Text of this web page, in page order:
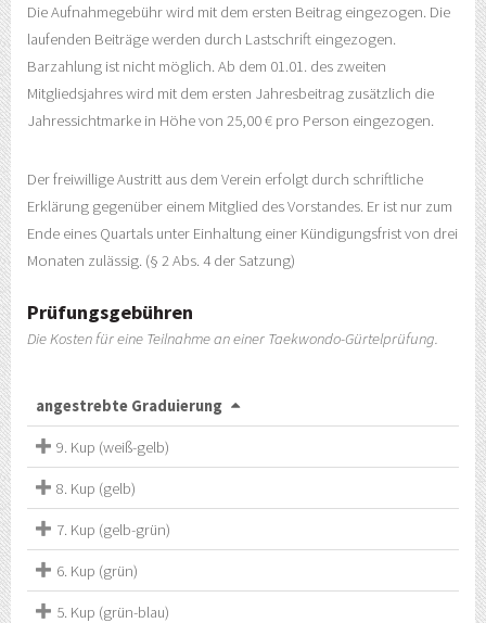
Die Aufnahmegebühr wird mit dem ersten Beitrag eingezogen. Die
laufenden Beiträge werden durch Lastschrift eingezogen.
Barzahlung ist nicht möglich. Ab dem 01.01. des zweiten
Mitgliedsjahres wird mit dem ersten Jahresbeitrag zusätzlich die
Jahressichtmarke in Höhe von 25,00 € pro Person eingezogen.
Der freiwillige Austritt aus dem Verein erfolgt durch schriftliche
Erklärung gegenüber einem Mitglied des Vorstandes. Er ist nur zum
Ende eines Quartals unter Einhaltung einer Kündigungsfrist von drei
Monaten zulässig. (§ 2 Abs. 4 der Satzung)
Prüfungsgebühren
Die Kosten für eine Teilnahme an einer Taekwondo-Gürtelprüfung.
angestrebte Graduierung
9. Kup (weiß-gelb)
8. Kup (gelb)
7. Kup (gelb-grün)
6. Kup (grün)
5. Kup (grün-blau)